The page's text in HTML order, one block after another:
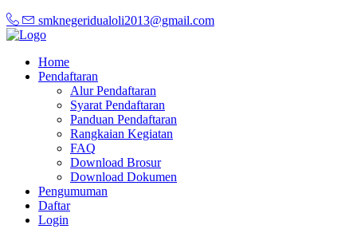
smknegeridualoli2013@gmail.com
Home
Pendaftaran
Alur Pendaftaran
Syarat Pendaftaran
Panduan Pendaftaran
Rangkaian Kegiatan
FAQ
Download Brosur
Download Dokumen
Pengumuman
Daftar
Login